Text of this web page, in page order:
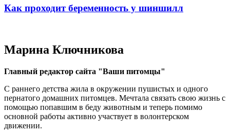
Как проходит беременность у шиншилл
Марина Ключникова
Главный редактор сайта "Ваши питомцы"
С раннего детства жила в окружении пушистых и одного
пернатого домашних питомцев. Мечтала связать свою жизнь с
помощью попавшим в беду животным и теперь помимо
основной работы активно участвует в волонтерском
движении.